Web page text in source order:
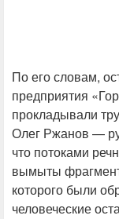
По его словам,
предприятия
прокладывали
Олег Ржанов —
что потоками
вымыты
которого были
человеческие